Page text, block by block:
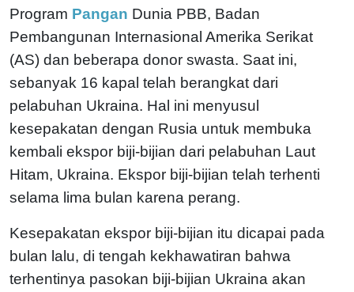
Program Pangan Dunia PBB, Badan
Pembangunan Internasional Amerika Serikat
(AS) dan beberapa donor swasta. Saat ini,
sebanyak 16 kapal telah berangkat dari
pelabuhan Ukraina. Hal ini menyusul
kesepakatan dengan Rusia untuk membuka
kembali ekspor biji-bijian dari pelabuhan Laut
Hitam, Ukraina. Ekspor biji-bijian telah terhenti
selama lima bulan karena perang.
Kesepakatan ekspor biji-bijian itu dicapai pada
bulan lalu, di tengah kekhawatiran bahwa
terhentinya pasokan biji-bijian Ukraina akan